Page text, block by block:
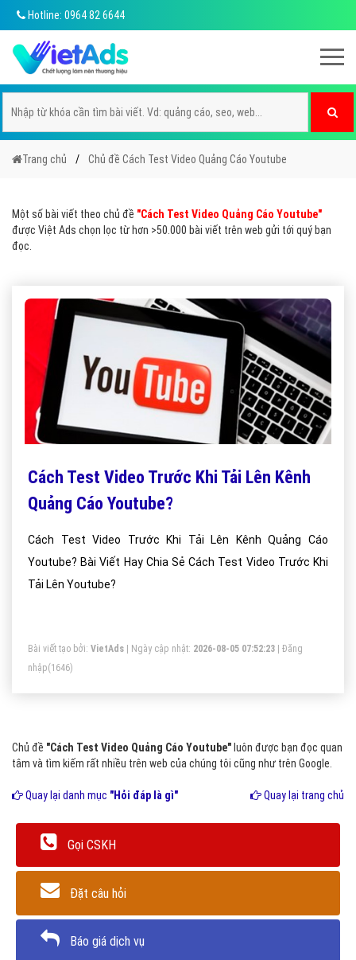
Hotline: 0964 82 6644
Trang chủ Chủ đề Cách Test Video Quảng Cáo Youtube
Một số bài viết theo chủ đề "Cách Test Video Quảng Cáo Youtube"
được Việt Ads chọn lọc từ hơn >50.000 bài viết trên web gửi tới quý bạn
đọc.
Cách Test Video Trước Khi Tải Lên Kênh
Quảng Cáo Youtube?
Cách Test Video Trước Khi Tải Lên Kênh Quảng Cáo
Youtube? Bài Viết Hay Chia Sẻ Cách Test Video Trước Khi
Tải Lên Youtube?
Bài viết tạo bởi: VietAds | Ngày cập nhật: 2026-08-05 07:52:23
Đăng
nhập(1646)
Chủ đề "Cách Test Video Quảng Cáo Youtube" luôn được bạn đọc quan
tâm và tìm kiếm rất nhiều trên web của chúng tôi cũng như trên Google.
Quay lại danh mục "Hỏi đáp là gì" Quay lại trang chủ
Gọi CSKH
Đặt câu hỏi
Báo giá dịch vụ